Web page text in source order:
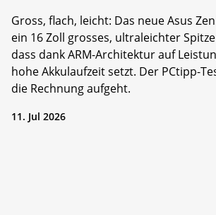
Gross, flach, leicht: Das neue Asus
ein 16 Zoll grosses, ultraleichter
dass dank ARM-Architektur auf
hohe Akkulaufzeit setzt. Der PCtipp-
die Rechnung aufgeht.
11. Jul 2026